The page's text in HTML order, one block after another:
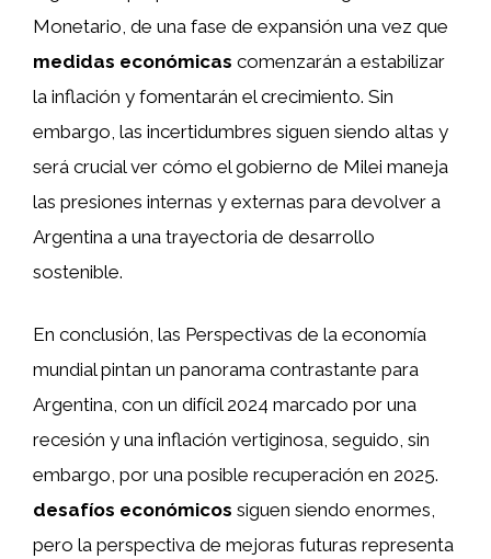
Monetario, de una fase de expansión una vez que
medidas económicas comenzarán a estabilizar
la inflación y fomentarán el crecimiento. Sin
embargo, las incertidumbres siguen siendo altas y
será crucial ver cómo el gobierno de Milei maneja
las presiones internas y externas para devolver a
Argentina a una trayectoria de desarrollo
sostenible.
En conclusión, las Perspectivas de la economía
mundial pintan un panorama contrastante para
Argentina, con un difícil 2024 marcado por una
recesión y una inflación vertiginosa, seguido, sin
embargo, por una posible recuperación en 2025.
desafíos económicos siguen siendo enormes,
pero la perspectiva de mejoras futuras representa